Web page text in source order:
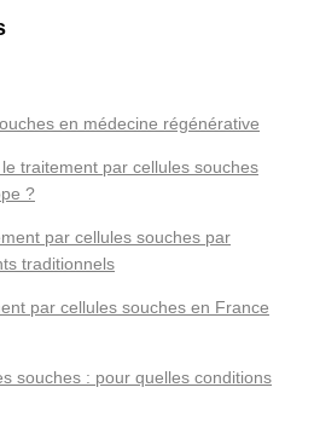
en médecine régénérative
traitement par cellules souches
?
par cellules souches par
traditionnels
par cellules souches en France
souches : pour quelles conditions